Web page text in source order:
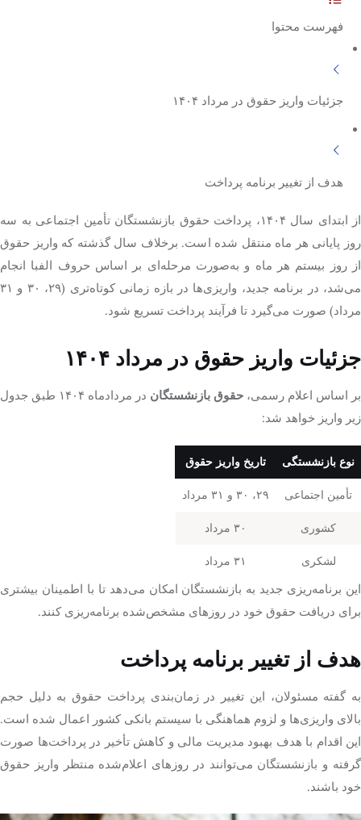
فهرست محتوا
جزئیات واریز حقوق در مرداد ۱۴۰۴
هدف از تغییر برنامه پرداخت
از ابتدای سال ۱۴۰۴، پرداخت حقوق بازنشستگان تأمین اجتماعی به سه
روز پایانی هر ماه منتقل شده است. برخلاف سال گذشته که واریز حقوق
از روز بیستم هر ماه و به‌صورت مرحله‌ای بر اساس حروف الفبا انجام
می‌شد، در برنامه جدید، واریزی‌ها در بازه زمانی کوتاه‌تری (۲۹، ۳۰ و ۳۱
مرداد) صورت می‌گیرد تا فرآیند پرداخت تسریع شود.
جزئیات واریز حقوق در مرداد ۱۴۰۴
بر اساس اعلام رسمی، حقوق بازنشستگان
در مردادماه ۱۴۰۴ طبق جدول
زیر واریز خواهد شد:
نوع بازنشستگی تاریخ واریز حقوق
تأمین اجتماعی ۲۹، ۳۰ و ۳۱ مرداد
کشوری ۳۰ مرداد
لشکری ۳۱ مرداد
این برنامه‌ریزی جدید به بازنشستگان امکان می‌دهد تا با اطمینان بیشتری
برای دریافت حقوق خود در روزهای مشخص‌شده برنامه‌ریزی کنند.
هدف از تغییر برنامه پرداخت
به گفته مسئولان، این تغییر در زمان‌بندی پرداخت حقوق به دلیل حجم
بالای واریزی‌ها و لزوم هماهنگی با سیستم بانکی کشور اعمال شده است.
این اقدام با هدف بهبود مدیریت مالی و کاهش تأخیر در پرداخت‌ها صورت
گرفته و بازنشستگان می‌توانند در روزهای اعلام‌شده منتظر واریز حقوق
خود باشند.